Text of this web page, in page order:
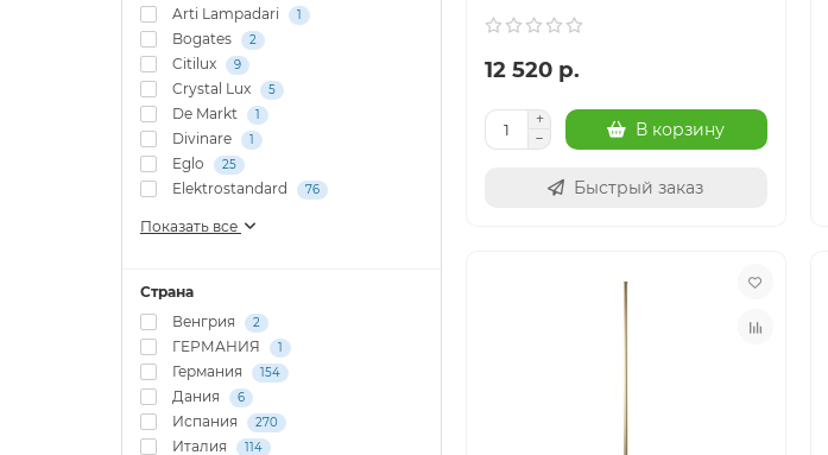
Arti Lampadari 1
Bogates 2
Citilux 9
Crystal Lux 5
De Markt 1
Divinare 1
Eglo 25
Elektrostandard 76
Показать все
Страна
Венгрия
2
ГЕРМАНИЯ 1
Германия 154
Дания 6
Испания 270
Италия 114
12 520 р.
В корзину
Быстрый заказ